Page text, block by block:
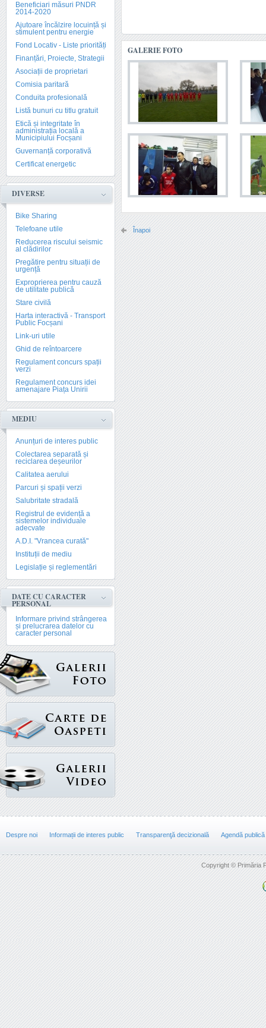
Beneficiari măsuri PNDR
2014-2020
Ajutoare încălzire locuință și
stimulent pentru energie
Fond Locativ - Liste priorități
Finanțări, Proiecte, Strategii
Asociații de proprietari
Comisia paritară
Conduita profesională
Listă bunuri cu titlu gratuit
Etică și integritate în
administrația locală a
Municipiului Focșani
Guvernanță corporativă
Certificat energetic
DIVERSE
Bike Sharing
Telefoane utile
Reducerea riscului seismic
al clădirilor
Pregătire pentru situații de
urgență
Exproprierea pentru cauză
de utilitate publică
Stare civilă
Harta interactivă - Transport
Public Focșani
Link-uri utile
Ghid de reîntoarcere
Regulament concurs spații
verzi
Regulament concurs idei
amenajare Piața Unirii
MEDIU
Anunțuri de interes public
Colectarea separată și
reciclarea deșeurilor
Calitatea aerului
Parcuri și spații verzi
Salubritate stradală
Registrul de evidență a
sistemelor individuale
adecvate
A.D.I. "Vrancea curată"
Instituții de mediu
Legislație și reglementări
DATE CU CARACTER
PERSONAL
Informare privind strângerea
și prelucrarea datelor cu
caracter personal
GALERIE FOTO
Înapoi
Despre noi Informații de interes public Transparenţă decizională Agendă publică
Copyright © Primăria